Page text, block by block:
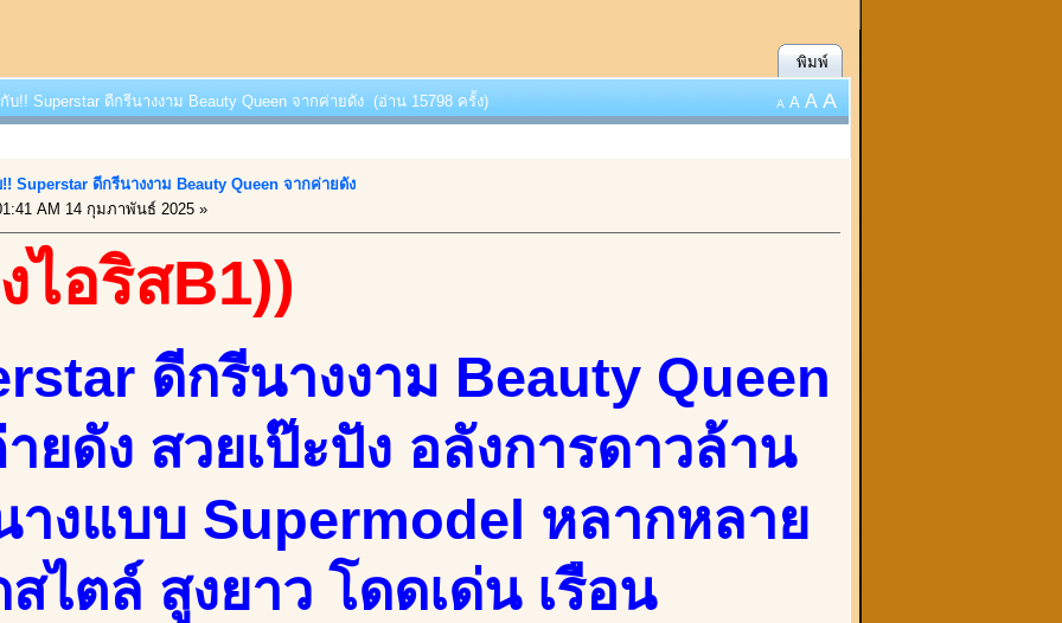
พิมพ์
!! Superstar ดีกรีนางงาม Beauty Queen จากค่ายดัง (อ่าน 15798 ครั้ง) A A A A
Superstar ดีกรีนางงาม Beauty Queen จากค่ายดัง
AM 14 กุมภาพันธ์ 2025 »
ไอริสB1))
ดีกรีนางงาม Beauty Queen
ยดัง สวยเป๊ะปัง อลังการดาวล้าน
างแบบ Supermodel หลากหลาย
ไตล์ สูงยาว โดดเด่น เรือน